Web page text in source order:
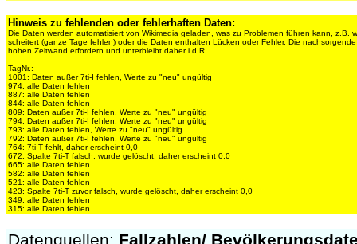
Hinweis zu fehlenden oder fehlerhaften Daten:
Die Daten werden automatisiert von Wikimedia geladen, was zu Problemen führen kann, z.B.
scheitert (ganze Tage fehlen) oder die Daten enthalten Lücken oder Fehler. Die
hohen Zeitwand erfordern und unterbleibt daher i.d.R.
TagNr.:
1001: Daten außer 7ti-I fehlen, Werte zu "neu" ungültig
974: alle Daten fehlen
887: alle Daten fehlen
844: alle Daten fehlen
809: Daten außer 7ti-I fehlen, Werte zu "neu" ungültig
794: Daten außer 7ti-I fehlen, Werte zu "neu" ungültig
793: alle Daten fehlen, Werte zu "neu" ungültig
792: Daten außer 7ti-I fehlen, Werte zu "neu" ungültig
764: 7ti-T fehlt, daher erscheint 0,0
672: Spalte 7ti-T falsch, wurde gelöscht, daher erscheint 0,0
665: alle Daten fehlen
582: alle Daten fehlen
521: alle Daten fehlen
423: Spalte 7ti-T zuvor falsch, wurde gelöscht, daher erscheint 0,0
349: alle Daten fehlen
315: alle Daten fehlen
Datenquellen: Fallzahlen/